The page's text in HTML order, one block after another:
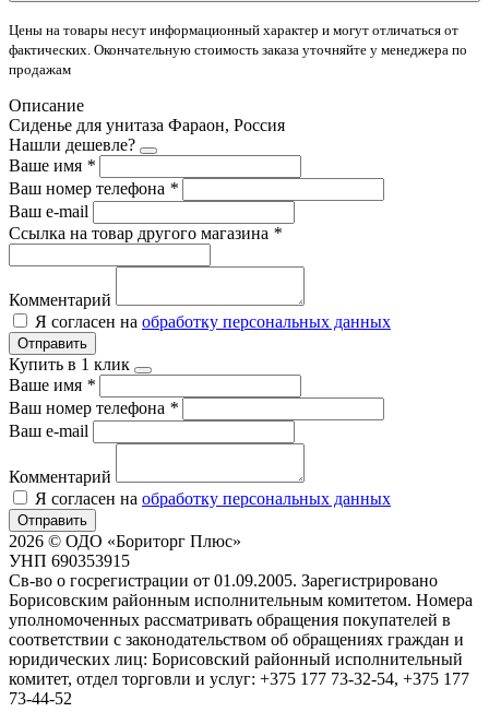
Цены на товары несут информационный характер и могут отличаться от
фактических. Окончательную стоимость заказа уточняйте у менеджера по
продажам
Описание
Сиденье для унитаза Фараон, Россия
Нашли дешевле?
Ваше имя *
Ваш номер телефона *
Ваш e-mail
Ссылка на товар другого магазина *
Комментарий
Я согласен на обработку персональных данных
Отправить
Купить в 1 клик
Ваше имя *
Ваш номер телефона *
Ваш e-mail
Комментарий
Я согласен на обработку персональных данных
Отправить
2026 © ОДО «Бориторг Плюс»
УНП 690353915
Св-во о госрегистрации от 01.09.2005. Зарегистрировано
Борисовским районным исполнительным комитетом. Номера
уполномоченных рассматривать обращения покупателей в
соответствии с законодательством об обращениях граждан и
юридических лиц: Борисовский районный исполнительный
комитет, отдел торговли и услуг: +375 177 73-32-54, +375 177
73-44-52